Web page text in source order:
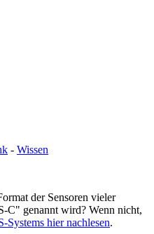
- Wissen
der Sensoren vieler
genannt wird? Wenn nicht,
Systems hier nachlesen.